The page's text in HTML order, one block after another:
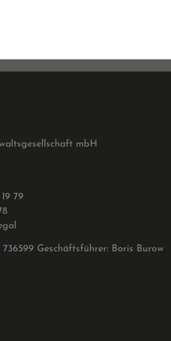
mbH
79
Geschäftsführer: Boris Burow